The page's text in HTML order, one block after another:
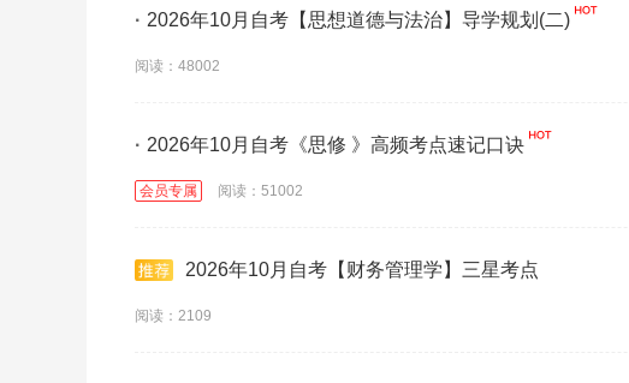
· 2026年10月自考【思想道德与法治】导学规划(二)
阅读：48002
· 2026年10月自考《思修 》高频考点速记口诀
会员专属 阅读：51002
2026年10月自考【财务管理学】三星考点
阅读：2109